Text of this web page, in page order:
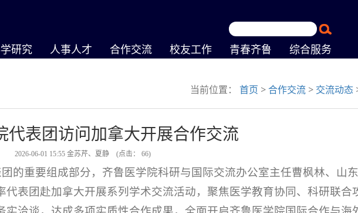
研究 人事人才 合作交流 校友工作 青春齐鲁 综合服务
当前位置： 首页 >合作交流 > 交流动态
代表团访问加拿大开展合作交流
2026-06-01 15:55 金苏芹、夏静 (点击： 66)
的重要组成部分，齐鲁医学院科研与国际交流办公室主任曹枫林、山
表团赴加拿大开展系列学术交流活动，聚焦医学教育协同、科研联合